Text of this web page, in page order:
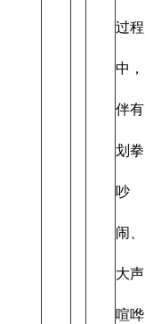
过程
中，
伴有
划拳
吵
闹、
大声
喧哗